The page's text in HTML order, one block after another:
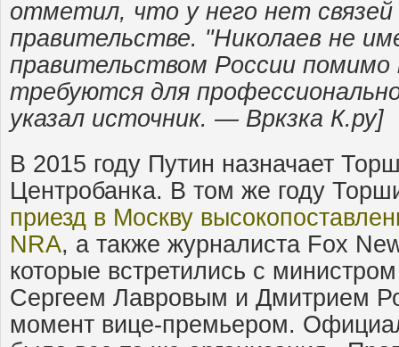
отметил, что у него нет связей
правительстве. "Николаев не
правительством России
требуются для
указал источник. — Вркзка К.ру]
В 2015 году Путин назначает
Центробанка. В том же году
приезд в Москву
NRA, а также журналиста Fox
которые встретились с
Сергеем Лавровым и Дмитрием
момент вице-премьером.